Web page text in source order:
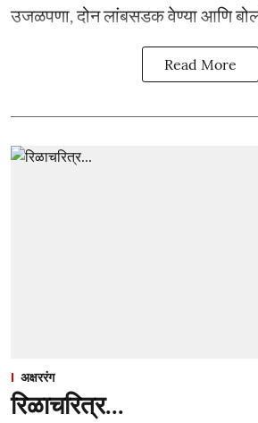
उजळपणा, दोन लांबसडक वेण्या आणि
Read More
अक्षररंग
रिळाचरित्र...